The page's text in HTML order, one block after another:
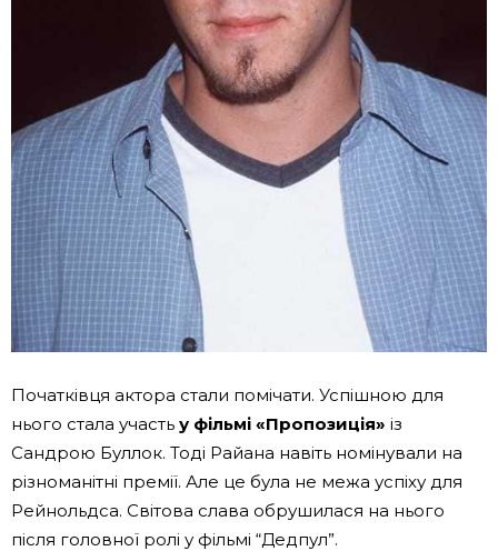
Початківця актора стали помічати. Успішною для
нього стала участь у фільмі «Пропозиція» із
Сандрою Буллок. Тоді Райана навіть номінували на
різноманітні премії. Але це була не межа успіху для
Рейнольдса. Світова слава обрушилася на нього
після головної ролі у фільмі “Дедпул”.